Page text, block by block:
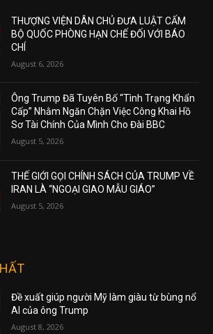
THƯỢNG VIỆN DÂN CHỦ ĐƯA LUẬT CẤM
BỘ QUỐC PHÒNG HẠN CHẾ ĐỐI VỚI BÁO
CHÍ
August 6, 2026
Ông Trump Đã Tuyên Bố “Tình Trạng Khẩn
Cấp” Nhằm Ngăn Chặn Việc Công Khai Hồ
Sơ Tài Chính Của Mình Cho Đài BBC
August 5, 2026
THẾ GIỚI GỌI CHÍNH SÁCH CỦA TRUMP VỀ
IRAN LÀ “NGOẠI GIAO MẪU GIÁO”
August 5, 2026
Đề xuất giúp người Mỹ làm giàu từ bùng nổ
AI của ông Trump
August 8, 2026